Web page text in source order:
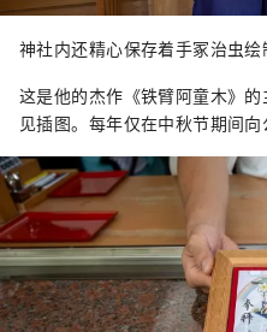
神社内还精心保存着手冢治虫绘
这是他的杰作《铁臂阿童木》
见插图。每年仅在中秋节期间向